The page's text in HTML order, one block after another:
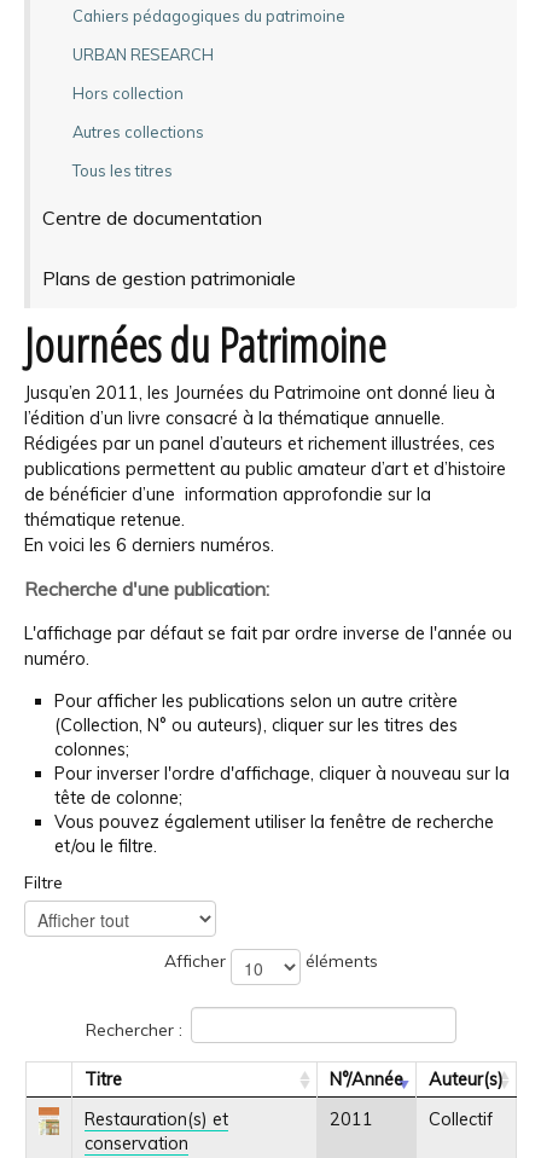
Cahiers pédagogiques du patrimoine
URBAN RESEARCH
Hors collection
Autres collections
Tous les titres
Centre de documentation
Plans de gestion patrimoniale
Journées du Patrimoine
Jusqu’en 2011, les Journées du Patrimoine ont donné lieu à
l’édition d’un livre consacré à la thématique annuelle.
Rédigées par un panel d’auteurs et richement illustrées, ces
publications permettent au public amateur d’art et d’histoire
de bénéficier d’une information approfondie sur la
thématique retenue.
En voici les 6 derniers numéros.
Recherche d'une publication:
L'affichage par défaut se fait par ordre inverse de l'année ou
numéro.
Pour afficher les publications selon un autre critère
(Collection, N° ou auteurs), cliquer sur les titres des
colonnes;
Pour inverser l'ordre d'affichage, cliquer à nouveau sur la
tête de colonne;
Vous pouvez également utiliser la fenêtre de recherche
et/ou le filtre.
Filtre
Afficher éléments
Rechercher :
Titre N°/Année
Auteur(s)
Restauration(s) et
conservation
2011 Collectif